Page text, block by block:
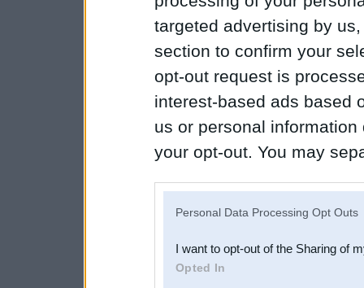
targeted advertising by
section to confirm your
opt-out request is
interest-based ads based
us or personal
your opt-out. You may
Downstream Participants
third parties.
Personal Data Processing Opt Outs
I want to opt-out of the Sharing of
Opted In